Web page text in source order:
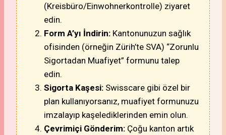
(Kreisbüro/Einwohnerkontrolle) ziyaret
edin.
Form A’yı İndirin: Kantonunuzun sağlık
ofisinden (örneğin Zürih’te SVA) “Zorunlu
Sigortadan Muafiyet” formunu talep
edin.
Sigorta Kaşesi: Swisscare gibi özel bir
plan kullanıyorsanız, muafiyet formunuzu
imzalayıp kaşelediklerinden emin olun.
Çevrimiçi Gönderim: Çoğu kanton artık